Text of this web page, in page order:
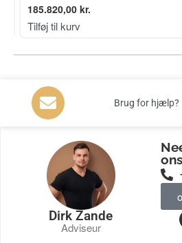
185.820,00 kr.
Tilføj til kurv
Brug for hjælp?
Dirk Zande
Adviseur